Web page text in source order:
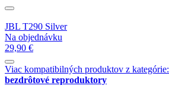
JBL T290 Silver
Na objednávku
29,90 €
Viac kompatibilných produktov z kategórie:
bezdrôtové reproduktory